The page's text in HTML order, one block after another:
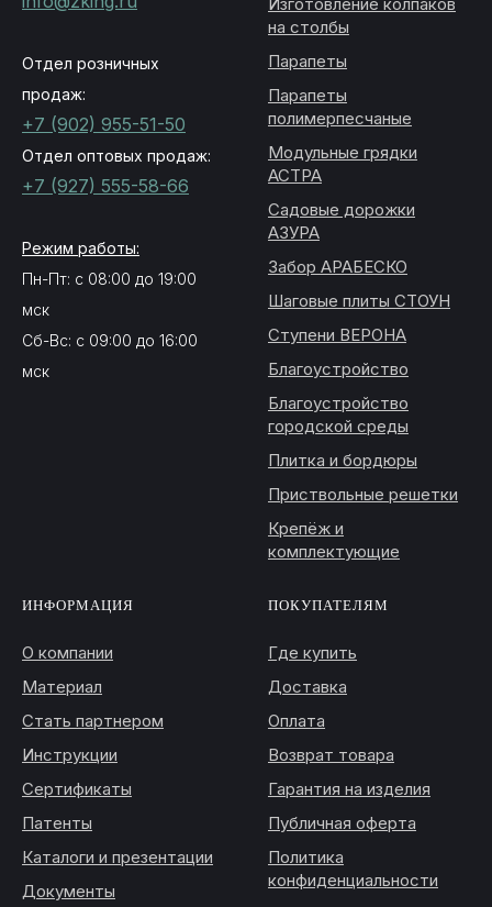
Отдел розничных
продаж:
+7 (902) 955-51-50
Отдел оптовых продаж:
+7 (927) 555-58-66
Режим работы:
Пн-Пт: с 08:00 до 19:00
мск
Сб-Вс: с 09:00 до 16:00
мск
Изготовление колпаков
на столбы
Парапеты
Парапеты
полимерпесчаные
Модульные грядки
АСТРА
Садовые дорожки
АЗУРА
Забор АРАБЕСКО
Шаговые плиты СТОУН
Ступени ВЕРОНА
Благоустройство
Благоустройство
городской среды
Плитка и бордюры
Приствольные решетки
Крепёж и
комплектующие
ИНФОРМАЦИЯ
О компании
Материал
Стать партнером
Инструкции
Сертификаты
Патенты
Каталоги и презентации
Документы
ПОКУПАТЕЛЯМ
Где купить
Доставка
Оплата
Возврат товара
Гарантия на изделия
Публичная оферта
Политика
конфиденциальности